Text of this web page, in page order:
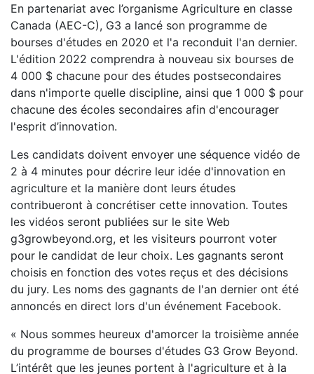
En partenariat avec l’organisme Agriculture en classe
Canada (AEC-C), G3 a lancé son programme de
bourses d'études en 2020 et l'a reconduit l'an dernier.
L'édition 2022 comprendra à nouveau six bourses de
4 000 $ chacune pour des études postsecondaires
dans n'importe quelle discipline, ainsi que 1 000 $ pour
chacune des écoles secondaires afin d'encourager
l'esprit d’innovation.
Les candidats doivent envoyer une séquence vidéo de
2 à 4 minutes pour décrire leur idée d'innovation en
agriculture et la manière dont leurs études
contribueront à concrétiser cette innovation. Toutes
les vidéos seront publiées sur le site Web
g3growbeyond.org, et les visiteurs pourront voter
pour le candidat de leur choix. Les gagnants seront
choisis en fonction des votes reçus et des décisions
du jury. Les noms des gagnants de l'an dernier ont été
annoncés en direct lors d'un événement Facebook.
« Nous sommes heureux d'amorcer la troisième année
du programme de bourses d'études G3 Grow Beyond.
L’intérêt que les jeunes portent à l'agriculture et à la